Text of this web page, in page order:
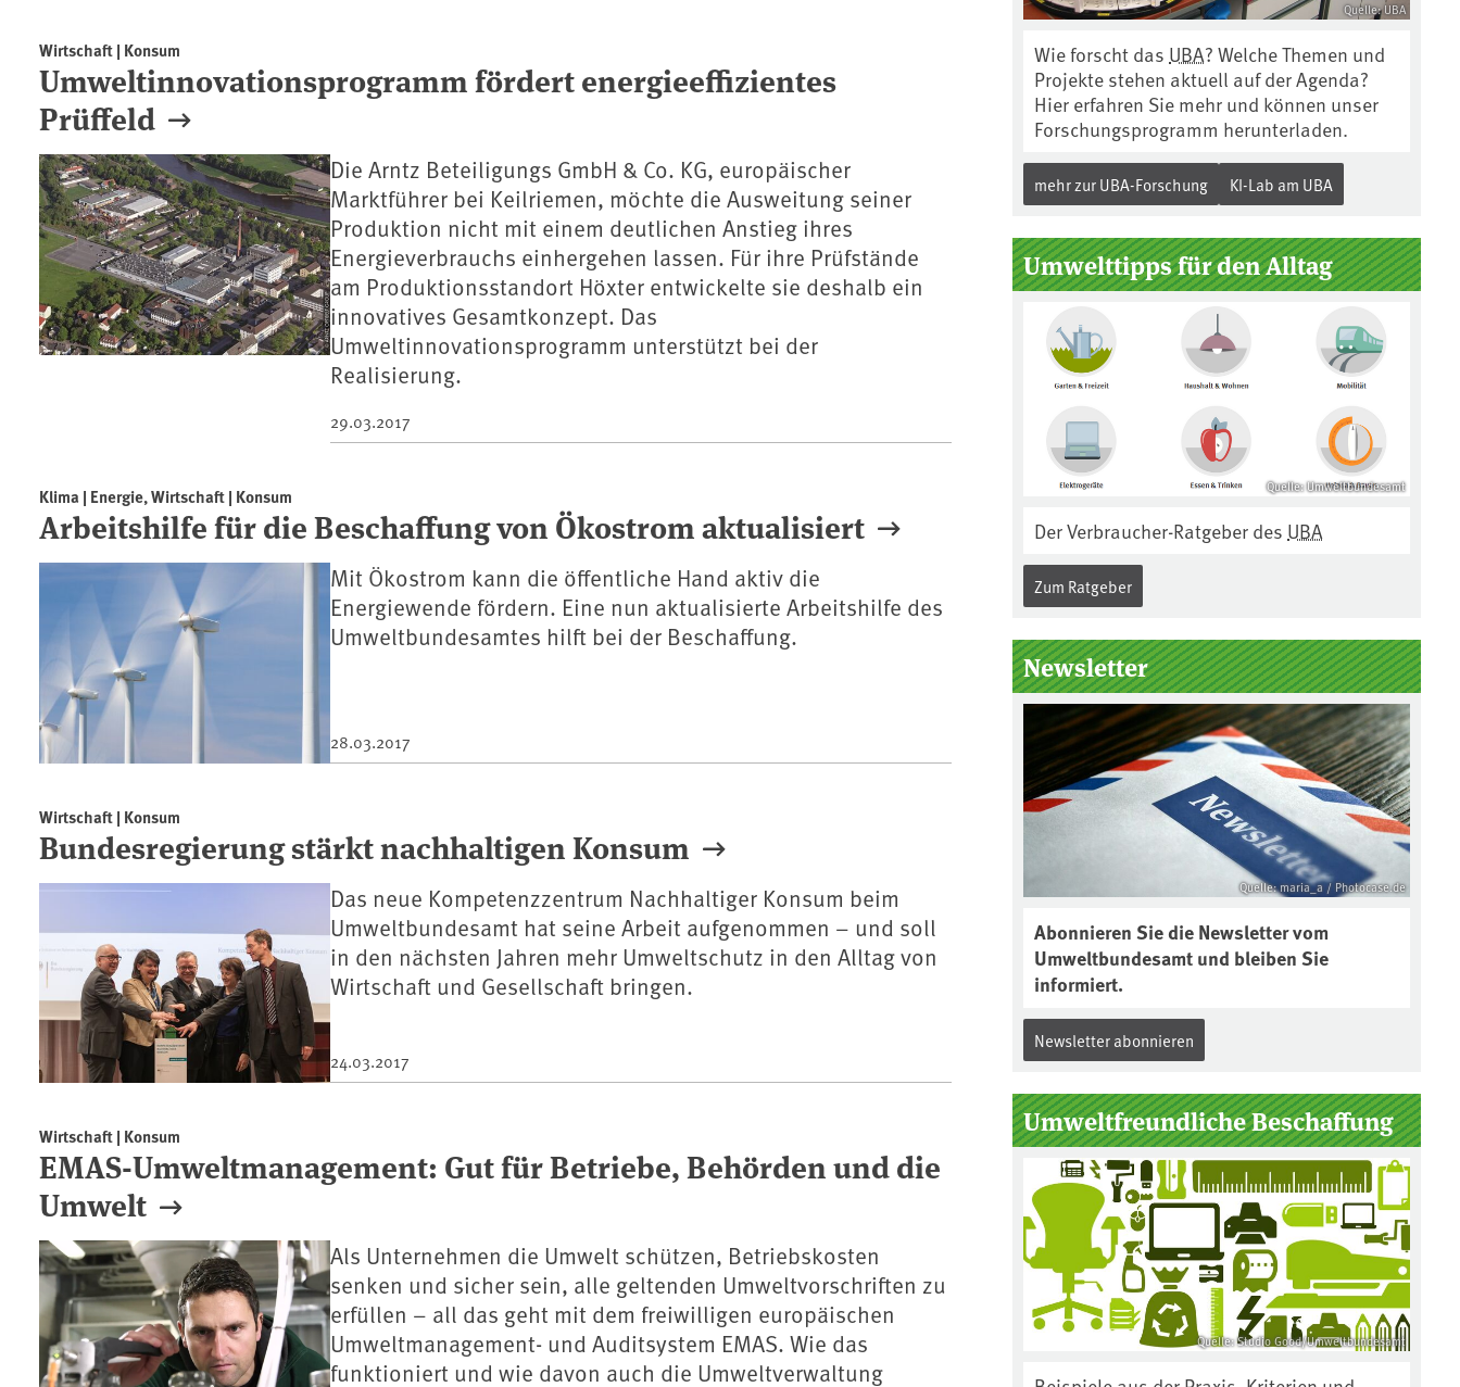
Wirtschaft | Konsum
Umweltinnovationsprogramm fördert energieeffizientes
Prüffeld
Die Arntz Beteiligungs GmbH & Co. KG, europäischer
Marktführer bei Keilriemen, möchte die Ausweitung seiner
Produktion nicht mit einem deutlichen Anstieg ihres
Energieverbrauchs einhergehen lassen. Für ihre Prüfstände
am Produktionsstandort Höxter entwickelte sie deshalb ein
innovatives Gesamtkonzept. Das
Umweltinnovationsprogramm unterstützt bei der
Realisierung.
29.03.2017
Klima | Energie, Wirtschaft | Konsum
Arbeitshilfe für die Beschaffung von Ökostrom aktualisiert
Mit Ökostrom kann die öffentliche Hand aktiv die
Energiewende fördern. Eine nun aktualisierte Arbeitshilfe des
Umweltbundesamtes hilft bei der Beschaffung.
28.03.2017
Wirtschaft | Konsum
Bundesregierung stärkt nachhaltigen Konsum
Das neue Kompetenzzentrum Nachhaltiger Konsum beim
Umweltbundesamt hat seine Arbeit aufgenommen – und soll
in den nächsten Jahren mehr Umweltschutz in den Alltag von
Wirtschaft und Gesellschaft bringen.
24.03.2017
Wirtschaft | Konsum
EMAS-Umweltmanagement: Gut für Betriebe, Behörden und die
Umwelt
Als Unternehmen die Umwelt schützen, Betriebskosten
senken und sicher sein, alle geltenden Umweltvorschriften zu
erfüllen – all das geht mit dem freiwilligen europäischen
Umweltmanagement- und Auditsystem EMAS. Wie das
funktioniert und wie davon auch die Umweltverwaltung
Quelle: UBA
Wie forscht das UBA? Welche Themen und
Projekte stehen aktuell auf der Agenda?
Hier erfahren Sie mehr und können unser
Forschungsprogramm herunterladen.
mehr zur UBA-Forschung KI-Lab am UBA
Umwelttipps für den Alltag
Quelle: Umweltbundesamt
Der Verbraucher-Ratgeber des UBA
Zum Ratgeber
Newsletter
Quelle: maria_a / Photocase.de
Abonnieren Sie die Newsletter vom
Umweltbundesamt und bleiben Sie
informiert.
Newsletter abonnieren
Umweltfreundliche Beschaffung
Quelle: Studio Good/Umweltbundesamt